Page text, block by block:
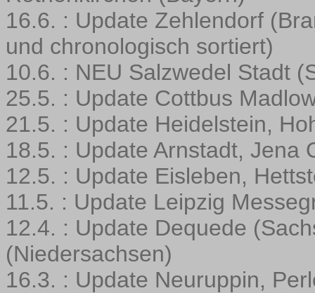
16.6. : Update Zehlendorf
und chronologisch sortiert)
10.6. : NEU Salzwedel Stadt
25.5. : Update Cottbus
21.5. : Update Heidelstein,
18.5. : Update Arnstadt, Jena
12.5. : Update Eisleben,
11.5. : Update Leipzig
12.4. : Update Dequede
(Niedersachsen)
16.3. : Update Neuruppin,